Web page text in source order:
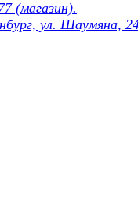
(магазин).
ул. Шаумяна,